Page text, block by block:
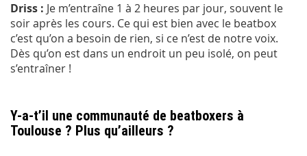
Driss : Je m’entraîne 1 à 2 heures par jour, souvent le
soir après les cours. Ce qui est bien avec le beatbox
c’est qu’on a besoin de rien, si ce n’est de notre voix.
Dès qu’on est dans un endroit un peu isolé, on peut
s’entraîner !
Y-a-t’il une communauté de beatboxers à
Toulouse ? Plus qu’ailleurs ?